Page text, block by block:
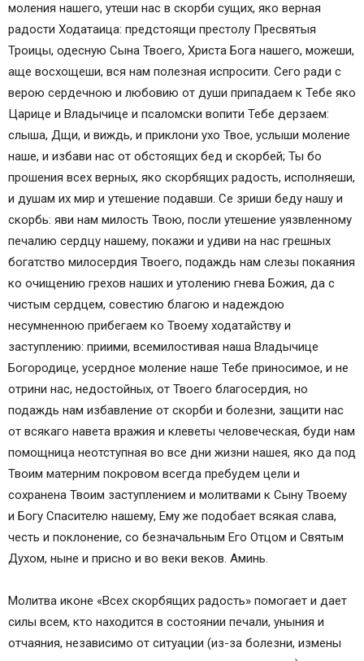
моления нашего, утеши нас в скорби сущих, яко верная
радости Ходатаица: предстоящи престолу Пресвятыя
Троицы, одесную Сына Твоего, Христа Бога нашего, можеши,
аще восхощеши, вся нам полезная испросити. Сего ради с
верою сердечною и любовию от души припадаем к Тебе яко
Царице и Владычице и псаломски вопити Тебе дерзаем:
слыша, Дщи, и виждь, и приклони ухо Твое, услыши моление
наше, и избави нас от обстоящих бед и скорбей; Ты бо
прошения всех верных, яко скорбящих радость, исполняeши,
и душам их мир и утешение подавши. Се зриши беду нашу и
скорбь: яви нам милость Твою, посли утешение уязвленному
печалию сердцу нашему, покажи и удиви на нас грешных
богатство милосердия Твоего, подаждь нам слезы покаяния
ко очищению грехов наших и утолению гнева Божия, да с
чистым сердцем, совестию благою и надеждою
несумненною прибегаем ко Твоему ходатайству и
заступлению: приими, всемилостивая наша Владычице
Богородице, усердное моление наше Тебе приносимое, и не
отрини нас, недостойных, от Твоего благосердия, но
подаждь нам избавление от скорби и болезни, защити нас
от всякаго навета вражия и клеветы человеческая, буди нам
помощница неотступная во все дни жизни нашея, яко да под
Твоим матерним покровом всегда пребудем цели и
сохранена Твоим заступлением и молитвами к Сыну Твоему
и Богу Спасителю нашему, Ему же подобает всякая слава,
честь и поклонение, со безначальным Его Отцом и Святым
Духом, ныне и присно и во веки веков. Аминь.
Молитва иконе «Всех скорбящих радость» помогает и дает
силы всем, кто находится в состоянии печали, уныния и
отчаяния, независимо от ситуации (из-за болезни, измены